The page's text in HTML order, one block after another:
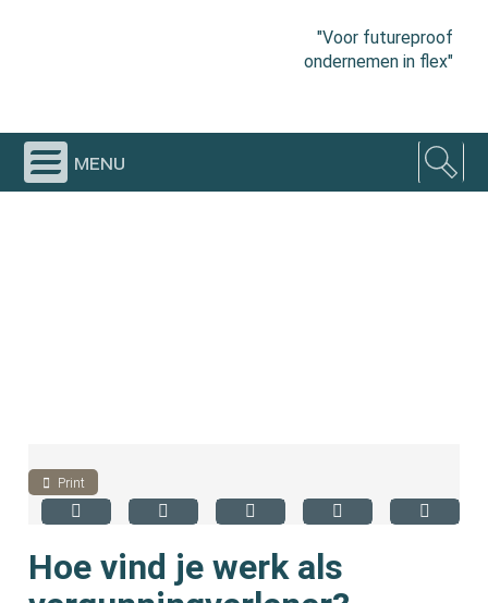
"Voor futureproof
ondernemen in flex"
menu
Print
Hoe vind je werk als